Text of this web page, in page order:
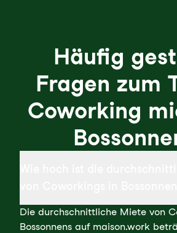
Häufig
Fragen zum
Coworking
Die durchschnittliche Miete von
Bossonnens auf maison.work